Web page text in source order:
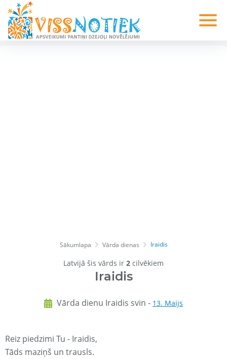
Sākumlapa Vārda dienas Iraidis
Latvijā šis vārds ir 2 cilvēkiem
Iraidis
Vārda dienu Iraidis svin - 13. Maijs
Reiz piedzimi Tu - Iraidis,
Tāds maziņš un trausls.